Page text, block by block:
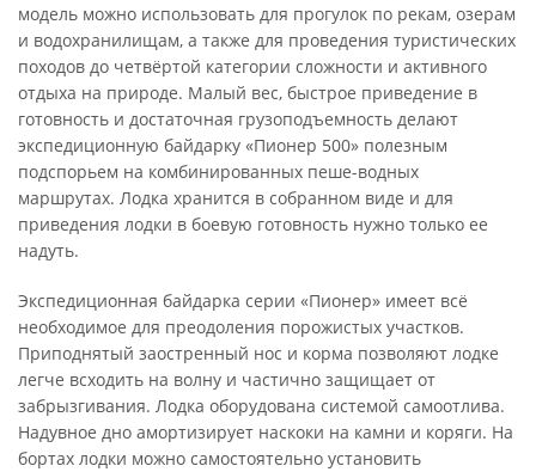
модель можно использовать для прогулок по рекам, озерам
и водохранилищам, а также для проведения туристических
походов до четвёртой категории сложности и активного
отдыха на природе. Малый вес, быстрое приведение в
готовность и достаточная грузоподъемность делают
экспедиционную байдарку «Пионер 500» полезным
подспорьем на комбинированных пеше-водных
маршрутах. Лодка хранится в собранном виде и для
приведения лодки в боевую готовность нужно только ее
надуть.
Экспедиционная байдарка серии «Пионер» имеет всё
необходимое для преодоления порожистых участков.
Приподнятый заостренный нос и корма позволяют лодке
легче всходить на волну и частично защищает от
забрызгивания. Лодка оборудована системой самоотлива.
Надувное дно амортизирует наскоки на камни и коряги. На
бортах лодки можно самостоятельно установить